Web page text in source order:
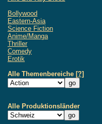
Bollywood
Eastern-Asia
Science Fiction
Anime/Manga
Thriller
Comedy
Erotik
Alle Themenbereiche [?]
Alle Produktionsländer